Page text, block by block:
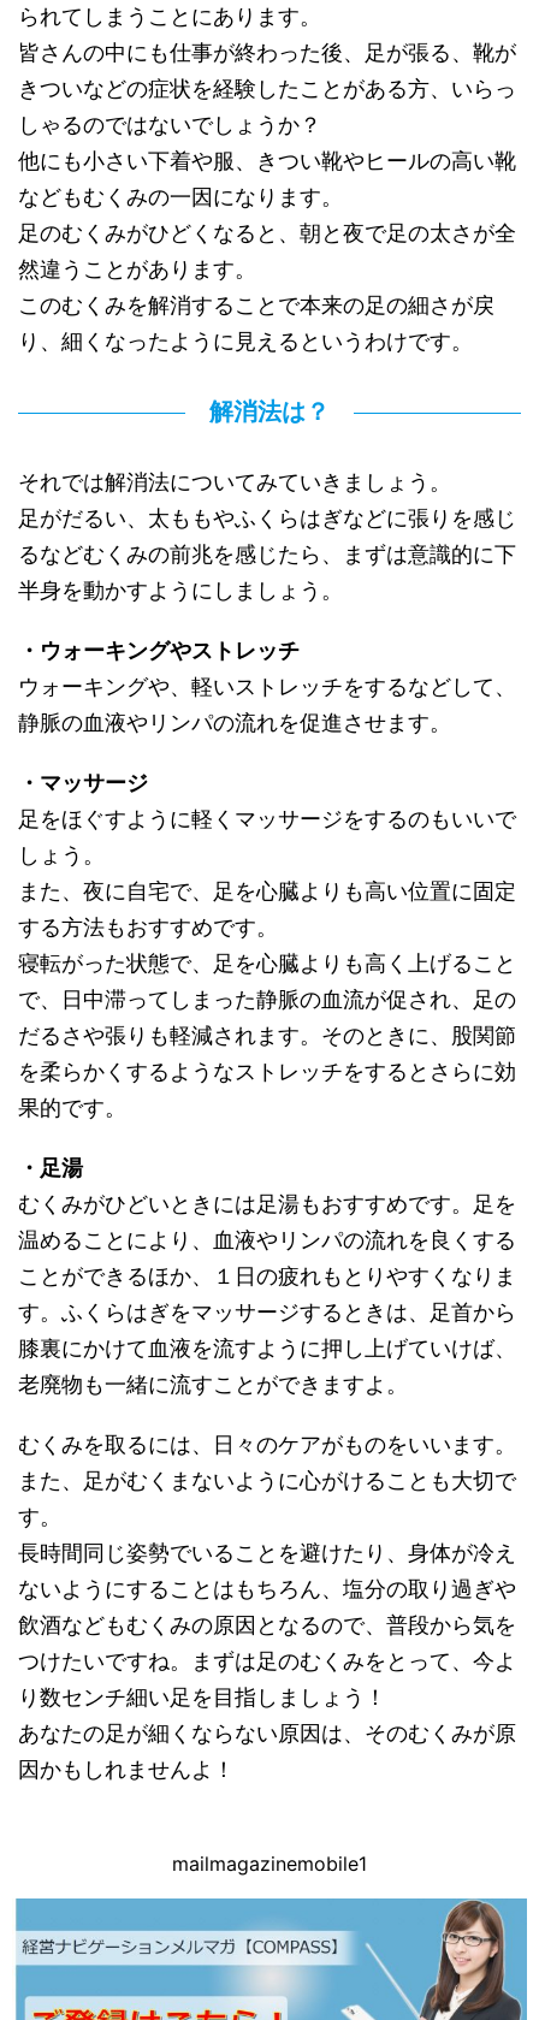
られてしまうことにあります。
皆さんの中にも仕事が終わった後、足が張る、靴が
きついなどの症状を経験したことがある方、いらっ
しゃるのではないでしょうか？
他にも小さい下着や服、きつい靴やヒールの高い靴
などもむくみの一因になります。
足のむくみがひどくなると、朝と夜で足の太さが全
然違うことがあります。
このむくみを解消することで本来の足の細さが戻
り、細くなったように見えるというわけです。
解消法は？
それでは解消法についてみていきましょう。
足がだるい、太ももやふくらはぎなどに張りを感じ
るなどむくみの前兆を感じたら、まずは意識的に下
半身を動かすようにしましょう。
・ウォーキングやストレッチ
ウォーキングや、軽いストレッチをするなどして、
静脈の血液やリンパの流れを促進させます。
・マッサージ
足をほぐすように軽くマッサージをするのもいいで
しょう。
また、夜に自宅で、足を心臓よりも高い位置に固定
する方法もおすすめです。
寝転がった状態で、足を心臓よりも高く上げること
で、日中滞ってしまった静脈の血流が促され、足の
だるさや張りも軽減されます。そのときに、股関節
を柔らかくするようなストレッチをするとさらに効
果的です。
・足湯
むくみがひどいときには足湯もおすすめです。足を
温めることにより、血液やリンパの流れを良くする
ことができるほか、１日の疲れもとりやすくなりま
す。ふくらはぎをマッサージするときは、足首から
膝裏にかけて血液を流すように押し上げていけば、
老廃物も一緒に流すことができますよ。
むくみを取るには、日々のケアがものをいいます。
また、足がむくまないように心がけることも大切で
す。
長時間同じ姿勢でいることを避けたり、身体が冷え
ないようにすることはもちろん、塩分の取り過ぎや
飲酒などもむくみの原因となるので、普段から気を
つけたいですね。まずは足のむくみをとって、今よ
り数センチ細い足を目指しましょう！
あなたの足が細くならない原因は、そのむくみが原
因かもしれませんよ！
mailmagazinemobile1